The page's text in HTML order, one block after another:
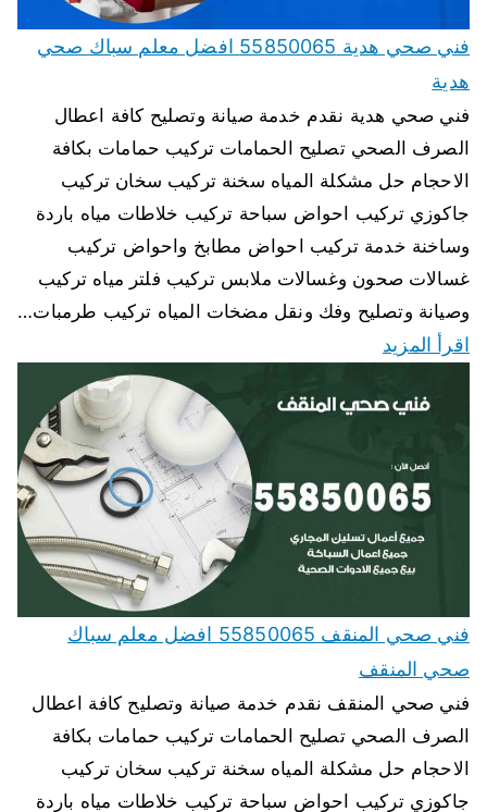
فني صحي هدية 55850065 افضل معلم سباك صحي
هدية
فني صحي هدية نقدم خدمة صيانة وتصليح كافة اعطال
الصرف الصحي تصليح الحمامات تركيب حمامات بكافة
الاحجام حل مشكلة المياه سخنة تركيب سخان تركيب
جاكوزي تركيب احواض سباحة تركيب خلاطات مياه باردة
وساخنة خدمة تركيب احواض مطابخ واحواض تركيب
غسالات صحون وغسالات ملابس تركيب فلتر مياه تركيب
وصيانة وتصليح وفك ونقل مضخات المياه تركيب طرمبات…
اقرأ المزيد
فني صحي المنقف 55850065 افضل معلم سباك
صحي المنقف
فني صحي المنقف نقدم خدمة صيانة وتصليح كافة اعطال
الصرف الصحي تصليح الحمامات تركيب حمامات بكافة
الاحجام حل مشكلة المياه سخنة تركيب سخان تركيب
جاكوزي تركيب احواض سباحة تركيب خلاطات مياه باردة